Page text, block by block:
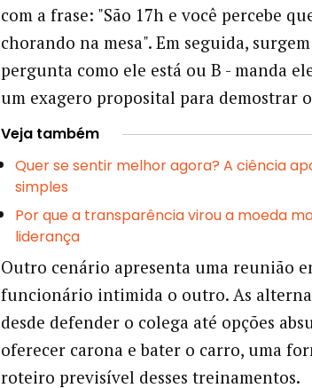
com a frase: "São 17h e você percebe
chorando na mesa". Em seguida,
pergunta como ele está ou B - manda
um exagero proposital para demostrar
Veja também
Quer se sentir melhor agora? A ciência
simples
Por que a transparência virou a moeda
liderança
Outro cenário apresenta uma reunião
funcionário intimida o outro. As
desde defender o colega até opções
oferecer carona e bater o carro, uma
roteiro previsível desses treinamentos.